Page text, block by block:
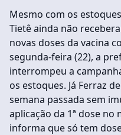
Mesmo com os
Tietê ainda não
novas doses da vacina
segunda-feira (22), a
interrompeu a
os estoques. Já Ferraz
semana passada sem
aplicação da 1ª dose no
informa que só tem